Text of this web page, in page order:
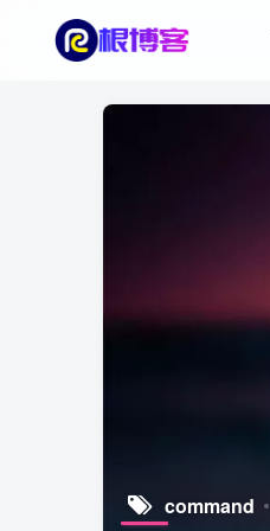
command